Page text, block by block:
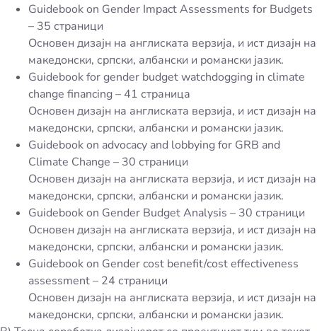
Guidebook on Gender Impact Assessments for Budgets
– 35 страници
Основен дизајн на англиската верзија, и ист дизајн на
македонски, српски, албански и романски јазик.
Guidebook for gender budget watchdogging in climate
change financing – 41 страница
Основен дизајн на англиската верзија, и ист дизајн на
македонски, српски, албански и романски јазик.
Guidebook on advocacy and lobbying for GRB and
Climate Change – 30 страници
Основен дизајн на англиската верзија, и ист дизајн на
македонски, српски, албански и романски јазик.
Guidebook on Gender Budget Analysis – 30 страници
Основен дизајн на англиската верзија, и ист дизајн на
македонски, српски, албански и романски јазик.
Guidebook on Gender cost benefit/cost effectiveness
assessment – 24 страници
Основен дизајн на англиската верзија, и ист дизајн на
македонски, српски, албански и романски јазик.